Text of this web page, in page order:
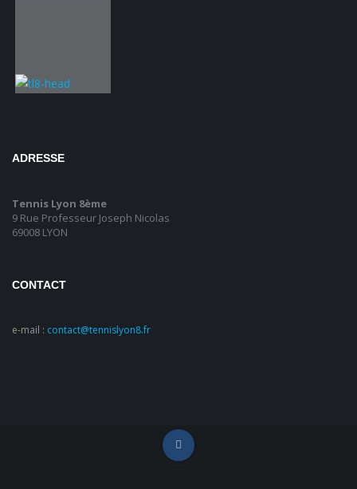
ADRESSE
Tennis Lyon 8ème
9 Rue Professeur Joseph Nicolas
69008 LYON
CONTACT
e-mail : contact@tennislyon8.fr